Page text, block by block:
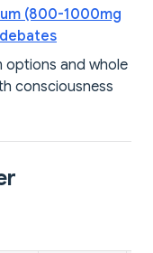
(800-1000mg
and whole
consciousness